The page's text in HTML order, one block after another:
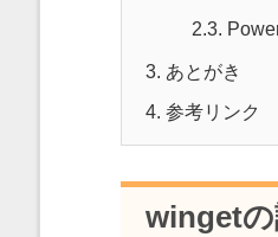
2.3.
3. あとがき
4. 参考リンク
wingetの